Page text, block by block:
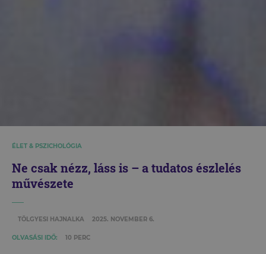
ÉLET & PSZICHOLÓGIA
Ne csak nézz, láss is – a tudatos észlelés
művészete
TÖLGYESI HAJNALKA 2025. NOVEMBER 6.
OLVASÁSI IDŐ: 10 PERC